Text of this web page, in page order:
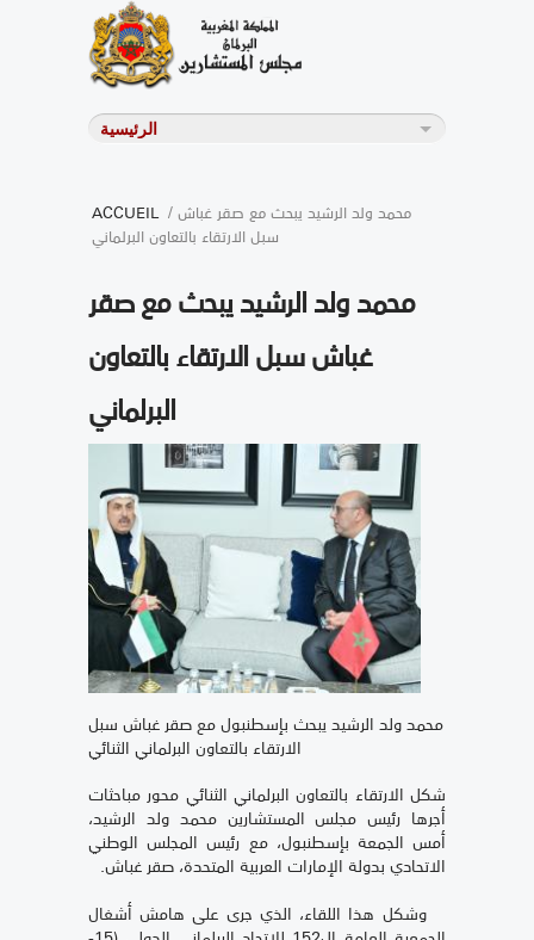
ACCUEIL / محمد ولد الرشيد يبحث مع صقر غباش
سبل الارتقاء بالتعاون البرلماني
محمد ولد الرشيد يبحث مع صقر
غباش سبل الارتقاء بالتعاون
البرلماني
محمد ولد الرشيد يبحث بإسطنبول مع صقر غباش سبل
الارتقاء بالتعاون البرلماني الثنائي
شكل الارتقاء بالتعاون البرلماني الثنائي محور مباحثات
أجرها رئيس مجلس المستشارين محمد ولد الرشيد،
أمس الجمعة بإسطنبول، مع رئيس المجلس الوطني
الاتحادي بدولة الإمارات العربية المتحدة، صقر غباش.
وشكل هذا اللقاء، الذي جرى على هامش أشغال